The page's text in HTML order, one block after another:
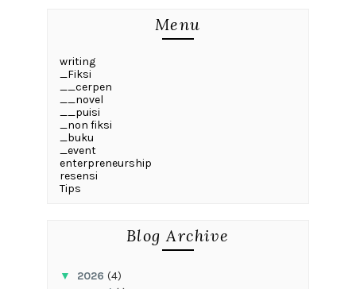
Menu
writing
_Fiksi
__cerpen
__novel
__puisi
_non fiksi
_buku
_event
enterpreneurship
resensi
Tips
Blog Archive
▼ 2026 (4)